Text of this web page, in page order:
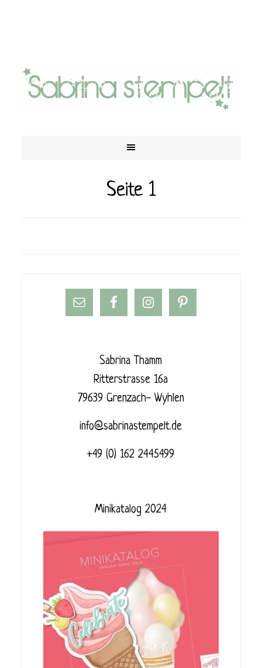
Seite 1
Sabrina Thamm
Ritterstrasse 16a
79639 Grenzach- Wyhlen
info@sabrinastempelt.de
+49 (0) 162 2445499
Minikatalog 2024